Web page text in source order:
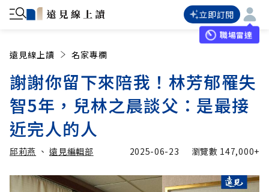
立即訂閱
職場雷達
遠見線上讀 名家專欄
謝謝你留下來陪我！林芳郁罹失
智5年，兒林之晨談父：是最接
近完人的人
邱莉燕
邱莉燕 加入追蹤
、遠見編輯部
遠見編輯部 加入追蹤
2025-06-23 瀏覽數 147,000+